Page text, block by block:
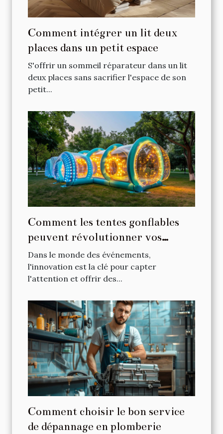
Comment intégrer un lit deux
places dans un petit espace
S'offrir un sommeil réparateur dans un lit
deux places sans sacrifier l'espace de son
petit...
Comment les tentes gonflables
peuvent révolutionner vos
événements
Dans le monde des événements,
l'innovation est la clé pour capter
l'attention et offrir des...
Comment choisir le bon service
de dépannage en plomberie